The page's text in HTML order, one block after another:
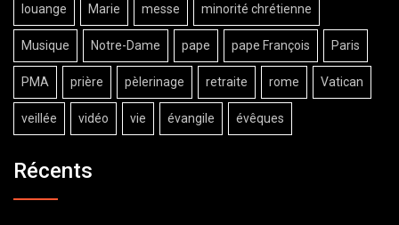
louange Marie messe minorité chrétienne
Musique Notre-Dame pape pape François Paris
PMA prière pèlerinage retraite rome Vatican
veillée vidéo vie évangile évêques
Récents